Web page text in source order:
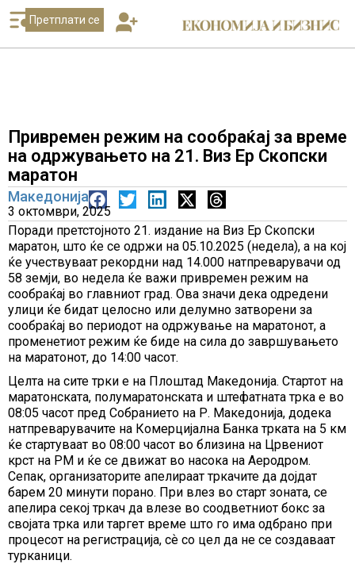
Претплати се
Привремен режим на сообраќај за време
на одржувањето на 21. Виз Ер Скопски
маратон
Македонија
3 октомври, 2025
Поради претстојното 21. издание на Виз Ер Скопски
маратон, што ќе се одржи на 05.10.2025 (недела), а на кој
ќе учествуваат рекордни над 14.000 натпреварувачи од
58 земји, во недела ќе важи привремен режим на
сообраќај во главниот град. Ова значи дека одредени
улици ќе бидат целосно или делумно затворени за
сообраќај во периодот на одржување на маратонот, а
променетиот режим ќе биде на сила до завршувањето
на маратонот, до 14:00 часот.
Целта на сите трки е на Плоштад Македонија. Стартот на
маратонската, полумаратонската и штефатната трка e во
08:05 часот пред Собранието на Р. Македонија, додека
натпреварувачите на Комерцијална Банка трката на 5 км
ќе стартуваат во 08:00 часот во близина на Црвениот
крст на РМ и ќе се движат во насока на Аеродром.
Сепак, организаторите апелираат тркачите да дојдат
барем 20 минути порано. При влез во старт зоната, се
апелира секој тркач да влезе во соодветниот бокс за
својата трка или таргет време што го има одбрано при
процесот на регистрација, сѐ со цел да не се создаваат
турканици.